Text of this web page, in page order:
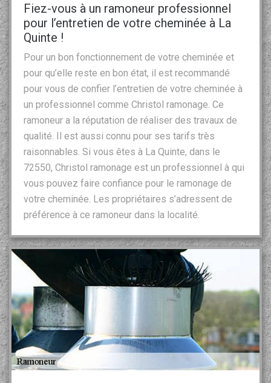
Fiez-vous à un ramoneur professionnel
pour l’entretien de votre cheminée à La
Quinte !
Pour un bon fonctionnement de votre cheminée et
pour qu’elle reste en bon état, il est recommandé
pour vous de confier l’entretien de votre cheminée à
un professionnel comme Christol ramonage. Ce
ramoneur a la réputation de réaliser des travaux de
qualité. Il est aussi connu pour ses tarifs très
raisonnables. Si vous êtes à La Quinte, dans le
72550, Christol ramonage est un professionnel à qui
vous pouvez faire confiance pour le ramonage de
votre cheminée. Les propriétaires s’adressent de
préférence à ce ramoneur dans la localité.